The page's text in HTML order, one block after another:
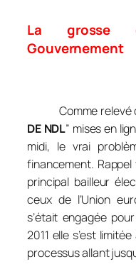
La grosse
Gouvernement
Comme relevé
DE NDL” mises en
midi, le vrai
financement.
principal bailleur
ceux de l’Union
s’était engagée
2011 elle s’est
processus allant